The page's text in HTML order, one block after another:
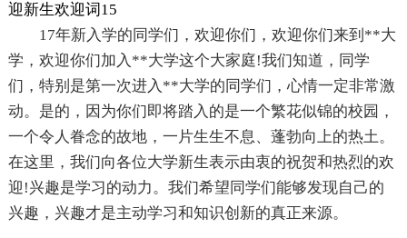
迎新生欢迎词15
17年新入学的同学们，欢迎你们，欢迎你们来到**大
学，欢迎你们加入**大学这个大家庭!我们知道，同学
们，特别是第一次进入**大学的同学们，心情一定非常激
动。是的，因为你们即将踏入的是一个繁花似锦的校园，
一个令人眷念的故地，一片生生不息、蓬勃向上的热土。
在这里，我们向各位大学新生表示由衷的祝贺和热烈的欢
迎!兴趣是学习的动力。我们希望同学们能够发现自己的
兴趣，兴趣才是主动学习和知识创新的真正来源。